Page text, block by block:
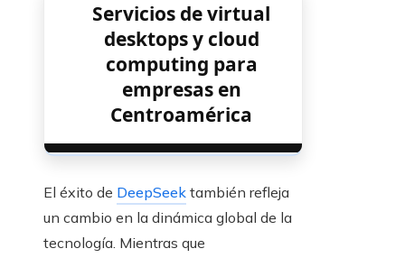
Servicios de virtual
desktops y cloud
computing para
empresas en
Centroamérica
El éxito de DeepSeek también refleja
un cambio en la dinámica global de la
tecnología. Mientras que